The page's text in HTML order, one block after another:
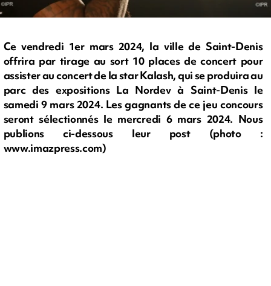
Ce vendredi 1er mars 2024, la ville de Saint-Denis
offrira par tirage au sort 10 places de concert pour
assister au concert de la star Kalash, qui se produira au
parc des expositions La Nordev à Saint-Denis le
samedi 9 mars 2024. Les gagnants de ce jeu concours
seront sélectionnés le mercredi 6 mars 2024. Nous
publions ci-dessous leur post (photo :
www.imazpress.com)